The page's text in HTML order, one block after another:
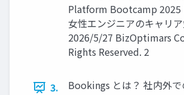
Platform Bootcamp 2025
女性エンジニアのキャリ
2026/5/27 BizOptimars
Rights Reserved. 2
3.
Bookings とは？ 社内外